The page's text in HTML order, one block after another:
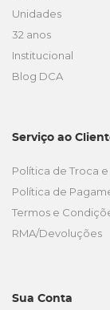
Unidades
32 anos
Institucional
Blog DCA
Serviço ao
Política de Troca
Política de
Termos e
RMA/Devoluções
Sua Conta